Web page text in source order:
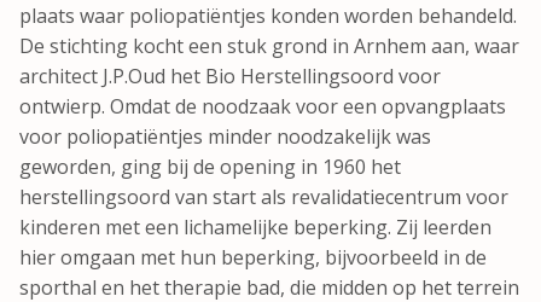
plaats waar poliopatiëntjes konden worden behandeld.
De stichting kocht een stuk grond in Arnhem aan, waar
architect J.P.Oud het Bio Herstellingsoord voor
ontwierp. Omdat de noodzaak voor een opvangplaats
voor poliopatiëntjes minder noodzakelijk was
geworden, ging bij de opening in 1960 het
herstellingsoord van start als revalidatiecentrum voor
kinderen met een lichamelijke beperking. Zij leerden
hier omgaan met hun beperking, bijvoorbeeld in de
sporthal en het therapie bad, die midden op het terrein